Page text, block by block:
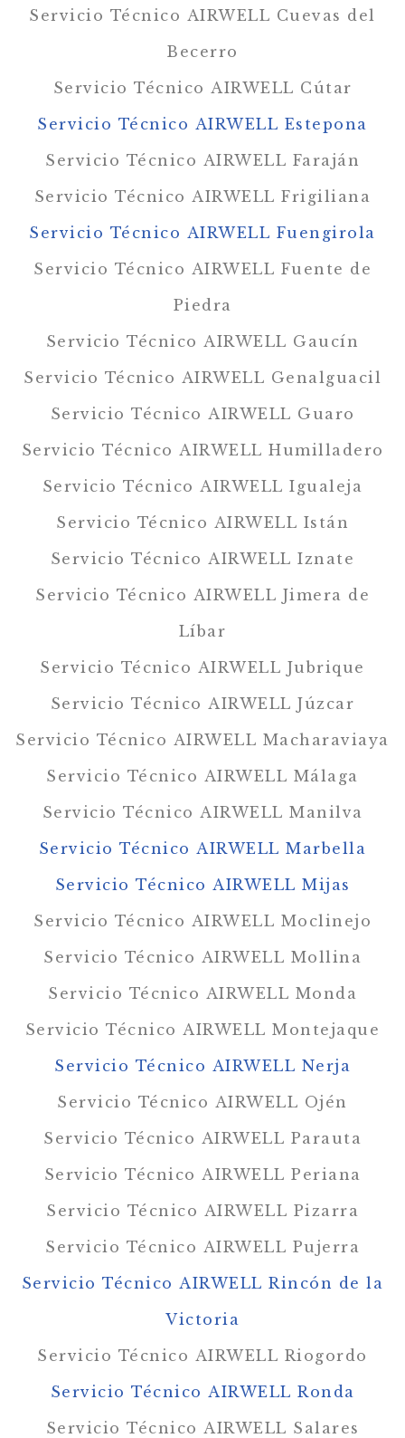
Servicio Técnico AIRWELL Cuevas del
Becerro
Servicio Técnico AIRWELL Cútar
Servicio Técnico AIRWELL Estepona
Servicio Técnico AIRWELL Faraján
Servicio Técnico AIRWELL Frigiliana
Servicio Técnico AIRWELL Fuengirola
Servicio Técnico AIRWELL Fuente de
Piedra
Servicio Técnico AIRWELL Gaucín
Servicio Técnico AIRWELL Genalguacil
Servicio Técnico AIRWELL Guaro
Servicio Técnico AIRWELL Humilladero
Servicio Técnico AIRWELL Igualeja
Servicio Técnico AIRWELL Istán
Servicio Técnico AIRWELL Iznate
Servicio Técnico AIRWELL Jimera de
Líbar
Servicio Técnico AIRWELL Jubrique
Servicio Técnico AIRWELL Júzcar
Servicio Técnico AIRWELL Macharaviaya
Servicio Técnico AIRWELL Málaga
Servicio Técnico AIRWELL Manilva
Servicio Técnico AIRWELL Marbella
Servicio Técnico AIRWELL Mijas
Servicio Técnico AIRWELL Moclinejo
Servicio Técnico AIRWELL Mollina
Servicio Técnico AIRWELL Monda
Servicio Técnico AIRWELL Montejaque
Servicio Técnico AIRWELL Nerja
Servicio Técnico AIRWELL Ojén
Servicio Técnico AIRWELL Parauta
Servicio Técnico AIRWELL Periana
Servicio Técnico AIRWELL Pizarra
Servicio Técnico AIRWELL Pujerra
Servicio Técnico AIRWELL Rincón de la
Victoria
Servicio Técnico AIRWELL Riogordo
Servicio Técnico AIRWELL Ronda
Servicio Técnico AIRWELL Salares